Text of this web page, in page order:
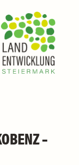
–